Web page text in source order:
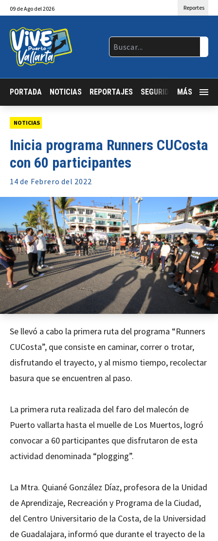
09 deAgo del 2026 Reportes
PORTADA NOTICIAS REPORTAJES SEGURIDAD JALISCO
MÁS
NOTICIAS
Inicia programa Runners CUCosta
con 60 participantes
14 de Febrero del 2022
Se llevó a cabo la primera ruta del programa “Runners
CUCosta”, que consiste en caminar, correr o trotar,
disfrutando el trayecto, y al mismo tiempo, recolectar
basura que se encuentren al paso.
La primera ruta realizada del faro del malecón de
Puerto vallarta hasta el muelle de Los Muertos, logró
convocar a 60 participantes que disfrutaron de esta
actividad denominada “plogging”.
La Mtra. Quiané González Díaz, profesora de la Unidad
de Aprendizaje, Recreación y Programa de la Ciudad,
del Centro Universitario de la Costa, de la Universidad
de Guadalajara, informó que durante el trayecto de la